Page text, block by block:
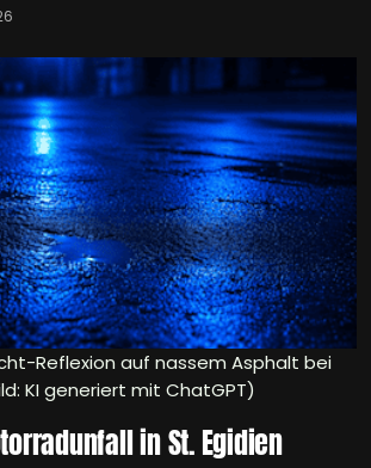
Reflexion auf nassem Asphalt bei
KI generiert mit ChatGPT)
in St. Egidien